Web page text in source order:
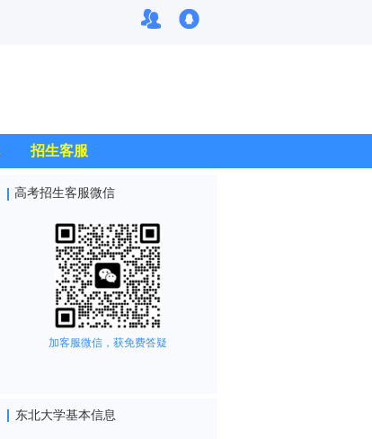
招生客服
高考招生客服微信
加客服微信，获免费答疑
东北大学基本信息